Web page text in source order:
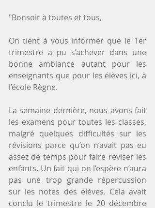
"Bonsoir à toutes et tous,
On tient à vous informer que le 1er
trimestre a pu s’achever dans une
bonne ambiance autant pour les
enseignants que pour les élèves ici, à
l’école Règne.
La semaine dernière, nous avons fait
les examens pour toutes les classes,
malgré quelques difficultés sur les
révisions parce qu’on n’avait pas eu
assez de temps pour faire réviser les
enfants. Un fait qui on l’espère n’aura
pas une trop grande répercussion
sur les notes des élèves. Cela avait
conclu le trimestre le 20 décembre